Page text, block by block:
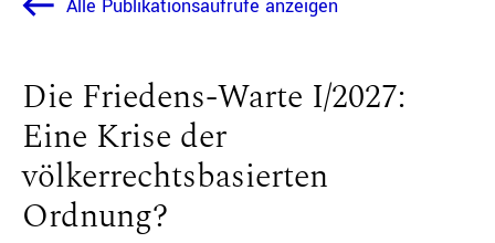
Alle Publikationsaufrufe anzeigen
Die Friedens-Warte I/2027:
Eine Krise der
völkerrechtsbasierten
Ordnung?